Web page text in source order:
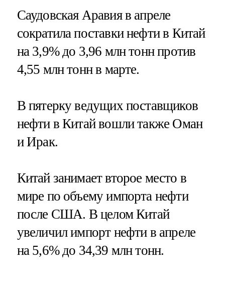
Саудовская Аравия в апреле
сократила поставки нефти в Китай
на 3,9% до 3,96 млн тонн против
4,55 млн тонн в марте.
В пятерку ведущих поставщиков
нефти в Китай вошли также Оман
и Ирак.
Китай занимает второе место в
мире по объему импорта нефти
после США. В целом Китай
увеличил импорт нефти в апреле
на 5,6% до 34,39 млн тонн.